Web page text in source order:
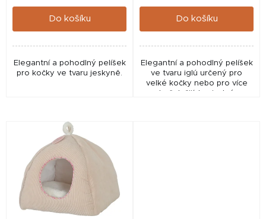
cena:
Do košíku
Elegantní a pohodlný pelíšek
pro kočky ve tvaru jeskyně.
cena:
Do košíku
Elegantní a pohodlný pelíšek
ve tvaru iglú určený pro
velké kočky nebo pro více
koček žijích v jedné